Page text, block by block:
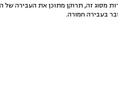
מסוג זה, תרוקן מתוכן את העבירה
בעבירה חמורה.